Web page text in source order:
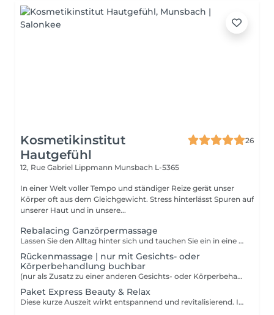
Kosmetikinstitut
Hautgefühl
26
12, Rue Gabriel Lippmann Munsbach L-5365
In einer Welt voller Tempo und ständiger Reize gerät unser
Körper oft aus dem Gleichgewicht. Stress hinterlässt Spuren auf
unserer Haut und in unsere...
Rebalacing Ganzörpermassage
Lassen Sie den Alltag hinter sich und tauchen Sie ein in eine Welt absoluten Wohlbefindens. Diese Massage ist für alle die Stress und Hektik ausgesetzt sind. Sie konzentriert sich auf ihr inneres Wohlbefinden, vermittelt Balance und gleicht die Bedürfnisse des Körpers aus. Körper, Geist und Seele werden entspannt und die Energiezirkulation wird wiederhergestellt.
Rückenmassage | nur mit Gesichts- oder
Körperbehandlung buchbar
(nur als Zusatz zu einer anderen Gesichts- oder Körperbehandlung buchbar)
Paket Express Beauty & Relax
Diese kurze Auszeit wirkt entspannend und revitalisierend. Ideal um die Akkus in der Mittagspause oder nach Feierabend noch einmal aufzuladen. Die Haut wird mild gereinigt und tonisiert. Eine Kombination aus Rücken- Gesicht und Kopfmassage bringt Ihnen intensive Entspannung. Für ein frisches und energiegeladenes Aussehen werden Ihre Wimpern und Augenbrauen gefärbt.